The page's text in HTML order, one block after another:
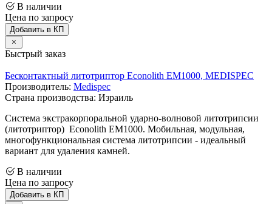
В наличии
Цена по запросу
Добавить в КП
Быстрый заказ
Бесконтактный литотриптор Econolith ЕМ1000, MEDISPEC
Производитель: Medispec
Страна производства: Израиль
Система экстракорпоральной ударно-волновой литотрипсии
(литотриптор) Econolith ЕМ1000. Мобильная, модульная,
многофункциональная система литотрипсии - идеальный
вариант для удаления камней.
В наличии
Цена по запросу
Добавить в КП